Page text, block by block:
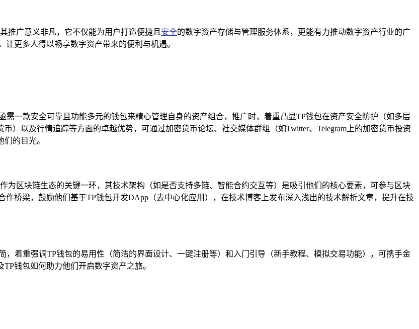
推广意义非凡，它不仅能为用户打造便捷且 安全的数字资产存储与管理服务体系，更能有力推动数字资产行业的广
更多人得以畅享数字资产带来的便利与机遇。
一款安全可靠且功能多元的钱包来精心管理自身的资产组合，推广时，着重凸显TP钱包在资产安全防护（如多层
）以及行情追踪等方面的卓越优势，可通过加密货币论坛、社交媒体群组（如Twitter、Telegram上的加密货币投资
的目光。
为区块链生态的关键一环，其技术架构（如是否支持多链、智能合约交互等）是吸引他们的核心要素，可参与区块
桥梁，鼓励他们基于TP钱包开发DApp（去中心化应用），在技术博客上发布深入浅出的技术解析文章，提升在技
着重强调TP钱包的易用性（简洁的界面设计、一键注册等）和入门引导（新手教程、模拟交易功能），可携手金
钱包如何助力他们开启数字资产之旅。